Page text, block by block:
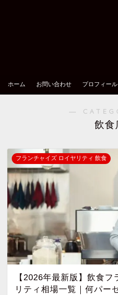
ホーム お問い合わせ プロフィール
―
飲食
フランチャイズ ロイヤリティ 飲食
【2026年最新版】飲食
リティ相場一覧｜何パー